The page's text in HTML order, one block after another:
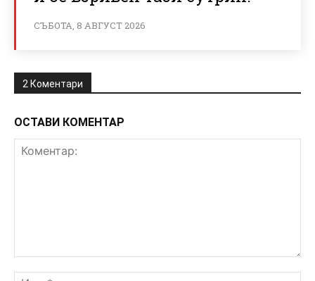
СЪБОТА, 8 АВГУСТ 2026
2 Коментари
ОСТАВИ КОМЕНТАР